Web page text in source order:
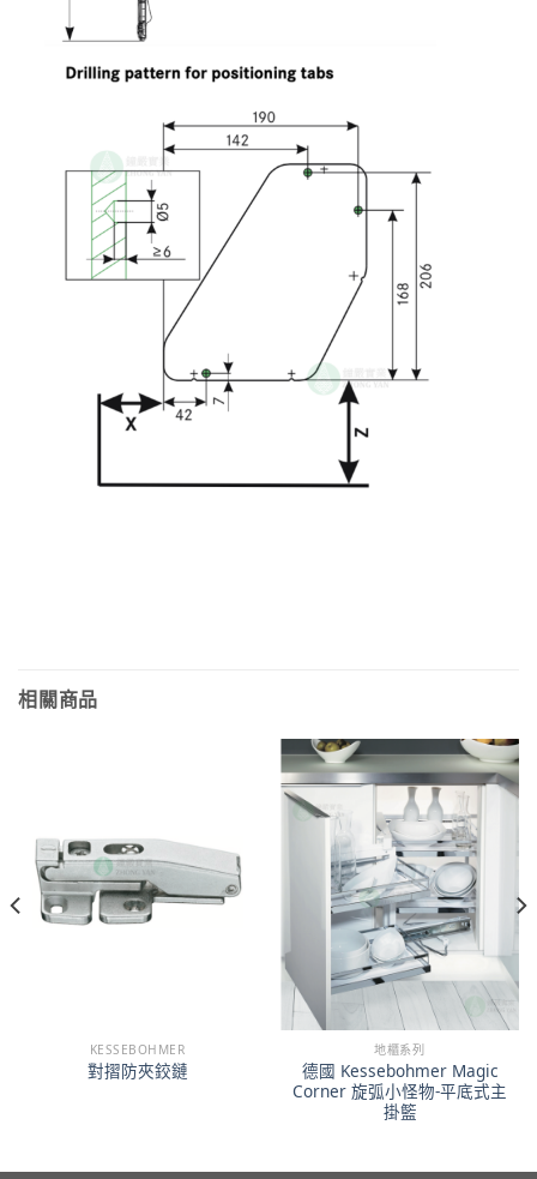
相關商品
KESSEBOHMER
對摺防夾鉸鏈
地櫃系列
德國 Kessebohmer Magic
Corner 旋弧小怪物-平底式主
掛籃